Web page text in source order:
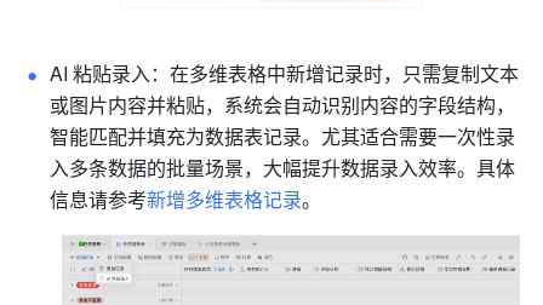
AI 粘贴录入：在多维表格中新增记录时，只需复制文本
或图片内容并粘贴，系统会自动识别内容的字段结构，
智能匹配并填充为数据表记录。尤其适合需要一次性录
入多条数据的批量场景，大幅提升数据录入效率。具体
信息请参考新增多维表格记录。